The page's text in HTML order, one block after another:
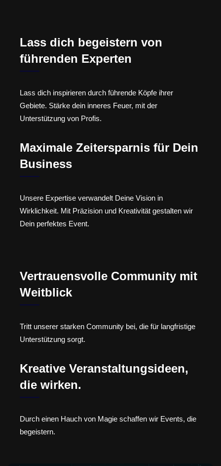
Lass dich begeistern von
führenden Experten
Lass dich inspirieren durch führende Köpfe ihrer
Gebiete. Stärke dein inneres Feuer, mit der
Unterstützung von Profis.
Maximale Zeitersparnis für Dein
Business
Unsere Expertise verwandelt Deine Vision in
Wirklichkeit. Mit Präzision und Kreativität gestalten wir
Dein perfektes Event.
Vertrauensvolle Community mit
Weitblick
Tritt unserer starken Community bei, die für langfristige
Unterstützung sorgt.
Kreative Veranstaltungsideen,
die wirken.
Durch einen Hauch von Magie schaffen wir Events, die
begeistern.